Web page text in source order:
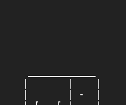
|       |    |
|       | -  |